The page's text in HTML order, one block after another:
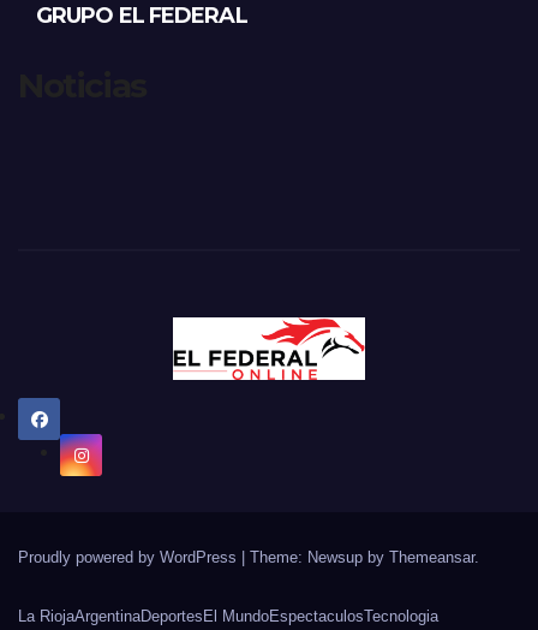
GRUPO EL FEDERAL
Proudly powered by WordPress Theme: Newsup by Themeansar.
La RiojaArgentinaDeportesEl MundoEspectaculosTecnologia